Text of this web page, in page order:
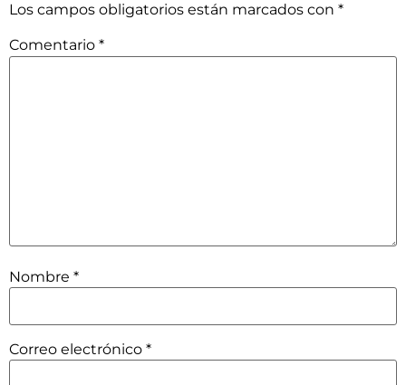
Los campos obligatorios están marcados con *
Comentario *
Nombre *
Correo electrónico *